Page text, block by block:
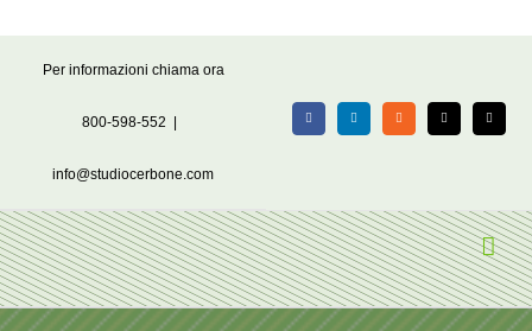
Per informazioni chiama ora
800-598-552
info@studiocerbone.com
FacebookLinkedIn Rss X Email